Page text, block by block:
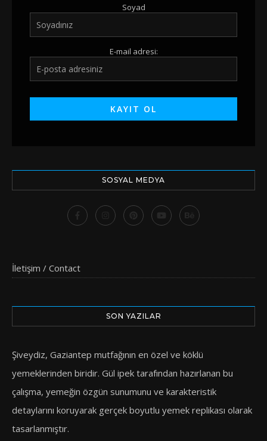
Soyad
E-mail adresi:
SOSYAL MEDYA
İletişim / Contact
SON YAZILAR
Şiveydiz, Gaziantep mutfağının en özel ve köklü
yemeklerinden biridir. Gül ipek tarafından hazırlanan bu
çalışma, yemeğin özgün sunumunu ve karakteristik
detaylarını koruyarak gerçek boyutlu yemek replikası olarak
tasarlanmıştır.